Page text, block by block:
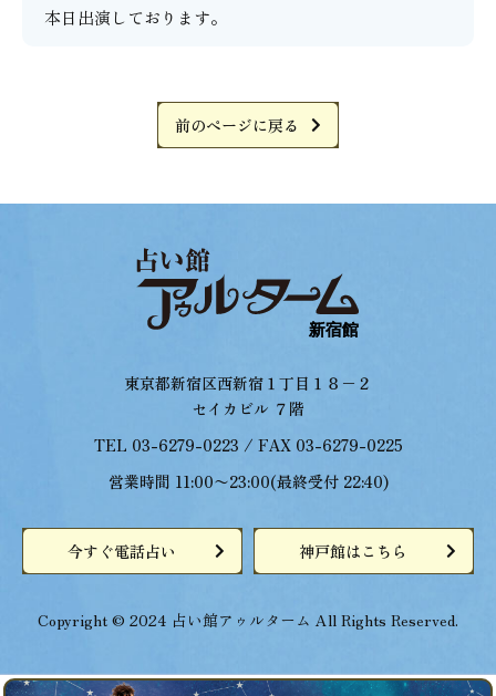
本日出演しております。
前のページに戻る
東京都新宿区西新宿１丁目１８−２
セイカビル ７階
TEL 03-6279-0223 / FAX 03-6279-0225
営業時間 11:00〜23:00(最終受付 22:40)
今すぐ電話占い 神戸館はこちら
Copyright © 2024 占い館アゥルターム All Rights Reserved.